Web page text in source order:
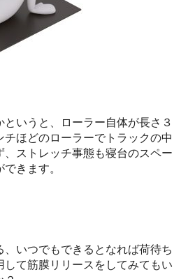
いうと、ローラー自体が長さ３
ほどのローラーでトラックの中
ストレッチ事態も寝台のスペー
きます。
いつでもできるとなれば荷待ち
て筋膜リリースをしてみてもい